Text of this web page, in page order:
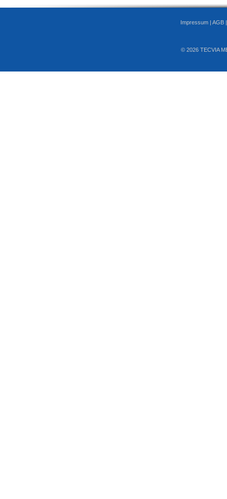
Impressum | AGB
© 2026 TECVIA